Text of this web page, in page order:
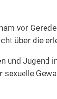
vor
über die
und